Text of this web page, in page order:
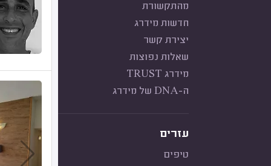
מהתקשורת
חדשות מידרג
יצירת קשר
שאלות נפוצות
מידרג TRUST
ה-DNA של מידרג
עזרים
טיפים